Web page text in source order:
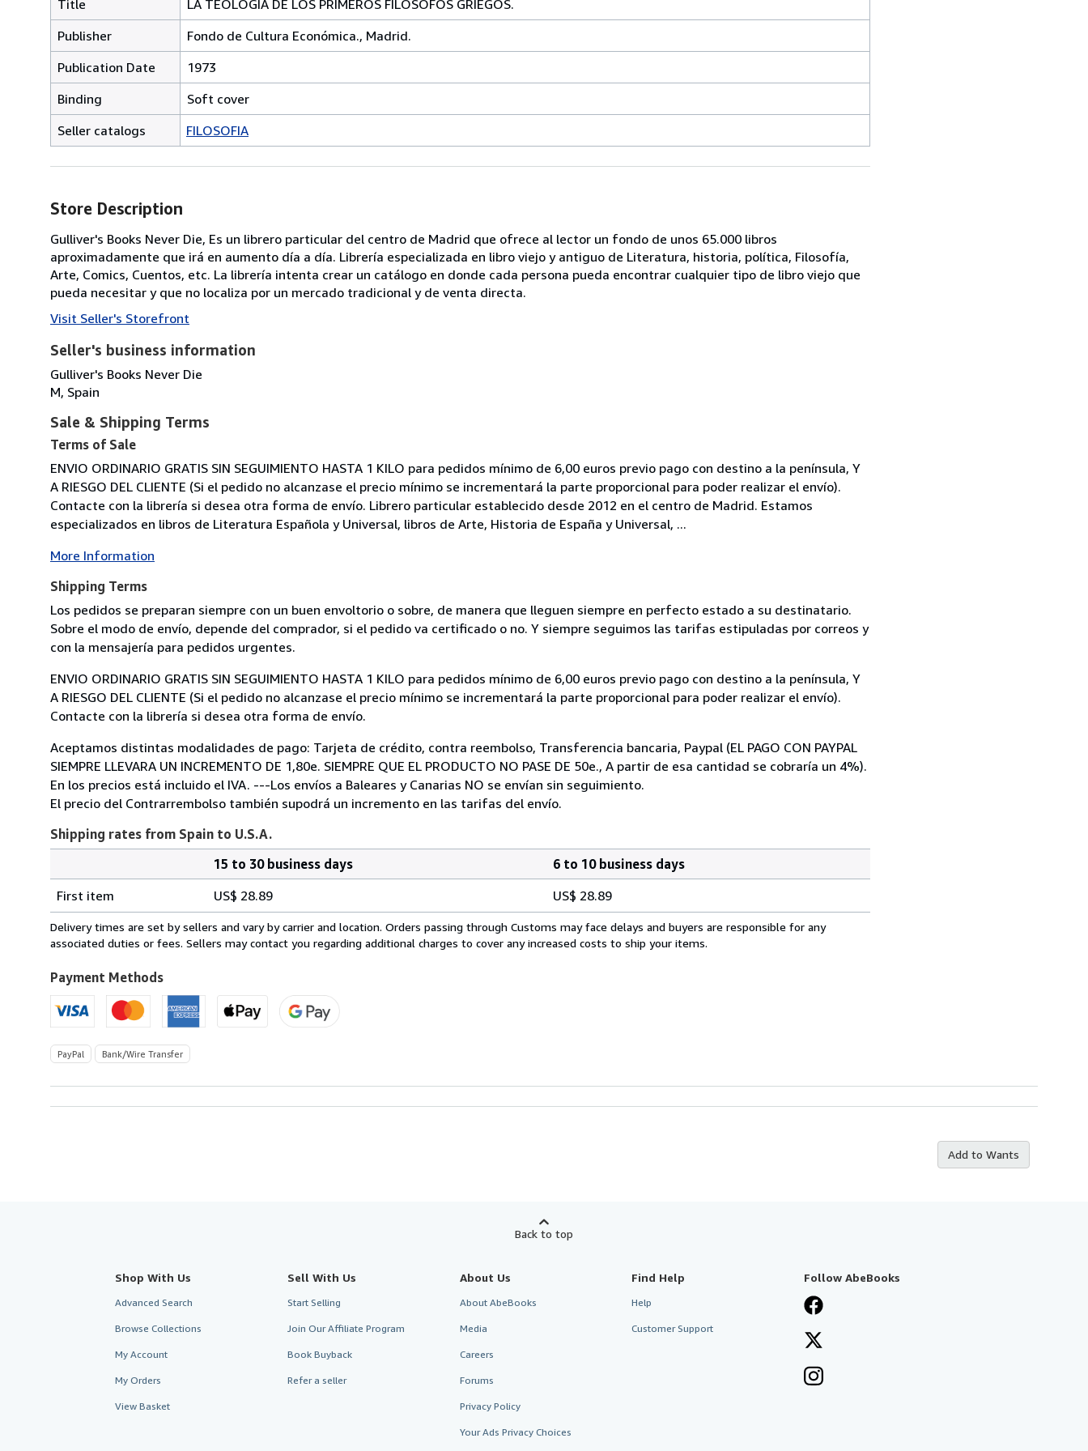
Title
LA TEOLOGIA DE LOS PRIMEROS FILOSOFOS GRIEGOS.
Publisher
Fondo de Cultura Económica., Madrid.
Publication Date
1973
Binding
Soft cover
Seller catalogs
FILOSOFIA
Store Description
Gulliver's Books Never Die, Es un librero particular del centro de Madrid que ofrece al lector un fondo de unos 65.000 libros
aproximadamente que irá en aumento día a día. Librería especializada en libro viejo y antiguo de Literatura, historia, política, Filosofía,
Arte, Comics, Cuentos, etc. La librería intenta crear un catálogo en donde cada persona pueda encontrar cualquier tipo de libro viejo que
pueda necesitar y que no localiza por un mercado tradicional y de venta directa.
Visit Seller's Storefront
Seller's business information
Gulliver's Books Never Die
M, Spain
Sale & Shipping Terms
Terms of Sale
ENVIO ORDINARIO GRATIS SIN SEGUIMIENTO HASTA 1 KILO para pedidos mínimo de 6,00 euros previo pago con destino a la península, Y
A RIESGO DEL CLIENTE (Si el pedido no alcanzase el precio mínimo se incrementará la parte proporcional para poder realizar el envío).
Contacte con la librería si desea otra forma de envío. Librero particular establecido desde 2012 en el centro de Madrid. Estamos
especializados en libros de Literatura Española y Universal, libros de Arte, Historia de España y Universal, ...
More Information
Shipping Terms
Los pedidos se preparan siempre con un buen envoltorio o sobre, de manera que lleguen siempre en perfecto estado a su destinatario.
Sobre el modo de envío, depende del comprador, si el pedido va certificado o no. Y siempre seguimos las tarifas estipuladas por correos y
con la mensajería para pedidos urgentes.
ENVIO ORDINARIO GRATIS SIN SEGUIMIENTO HASTA 1 KILO para pedidos mínimo de 6,00 euros previo pago con destino a la península, Y
A RIESGO DEL CLIENTE (Si el pedido no alcanzase el precio mínimo se incrementará la parte proporcional para poder realizar el envío).
Contacte con la librería si desea otra forma de envío.
Aceptamos distintas modalidades de pago: Tarjeta de crédito, contra reembolso, Transferencia bancaria, Paypal (EL PAGO CON PAYPAL
SIEMPRE LLEVARA UN INCREMENTO DE 1,80e. SIEMPRE QUE EL PRODUCTO NO PASE DE 50e., A partir de esa cantidad se cobraría un 4%).
En los precios está incluido el IVA. ---Los envíos a Baleares y Canarias NO se envían sin seguimiento.
El precio del Contrarrembolso también supodrá un incremento en las tarifas del envío.
Shipping rates from Spain to U.S.A.
rates
from
Spain
U.S.A.
15 to 30 business days
6 to 10 business days
First item
US$ 28.89 US$ 28.89
Delivery times are set by sellers and vary by carrier and location. Orders passing through Customs may face delays and buyers are responsible for any
associated duties or fees. Sellers may contact you regarding additional charges to cover any increased costs to ship your items.
Payment Methods
PayPal Bank/Wire Transfer
Add to Wants
Back to top
Shop With Us
Advanced Search
Browse Collections
My Account
My Orders
View Basket
Sell With Us
Start Selling
Join Our Affiliate Program
Book Buyback
Refer a seller
About Us
About AbeBooks
Media
Careers
Forums
Privacy Policy
Your Ads Privacy Choices
Find Help
Help
Customer Support
Follow AbeBooks